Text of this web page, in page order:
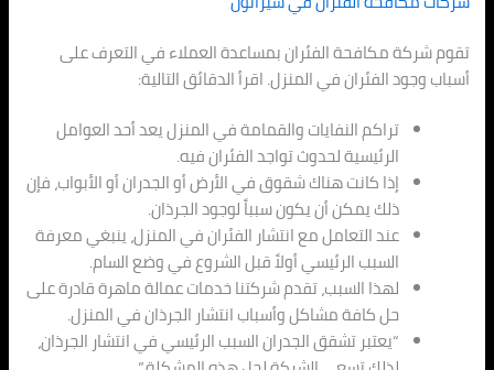
تقوم شركة مكافحة الفئران بمساعدة العملاء في التعرف على
أسباب وجود الفئران في المنزل. اقرأ الدقائق التالية:
تراكم النفايات والقمامة في المنزل يعد أحد العوامل
الرئيسية لحدوث تواجد الفئران فيه.
إذا كانت هناك شقوق في الأرض أو الجدران أو الأبواب، فإن
ذلك يمكن أن يكون سبباً لوجود الجرذان.
عند التعامل مع انتشار الفئران في المنزل، ينبغي معرفة
السبب الرئيسي أولاً قبل الشروع في وضع السام.
لهذا السبب، تقدم شركتنا خدمات عمالة ماهرة قادرة على
حل كافة مشاكل وأسباب انتشار الجرذان في المنزل.
“يعتبر تشقق الجدران السبب الرئيسي في انتشار الجرذان،